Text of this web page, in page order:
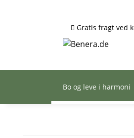
Gratis fragt ved
Bo og leve i harmoni